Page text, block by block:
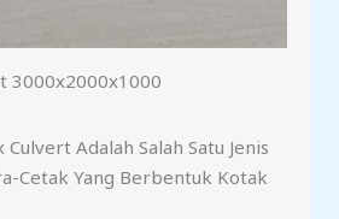
3000x2000x1000
Culvert Adalah Salah Satu Jenis
Cetak Yang Berbentuk Kotak